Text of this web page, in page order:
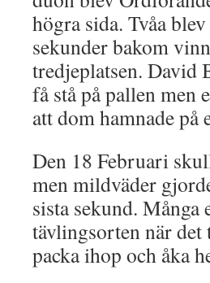
högra sida. Tvåa
sekunder bakom
tredjeplatsen. David
få stå på pallen men
att dom hamnade på
Den 18 Februari
men mildväder
sista sekund.
tävlingsorten när det
packa ihop och åka